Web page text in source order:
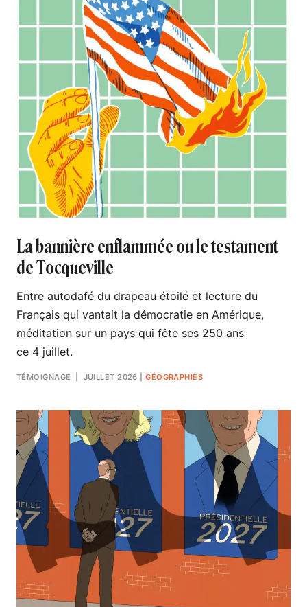
La bannière enflammée ou le testament
de Tocqueville
Entre autodafé du drapeau étoilé et lecture du
Français qui vantait la démocratie en Amérique,
méditation sur un pays qui fête ses 250 ans
ce 4 juillet.
TÉMOIGNAGE | JUILLET 2026 |GÉOGRAPHIES